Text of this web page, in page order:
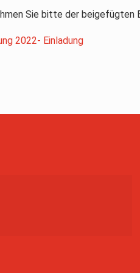
Sie bitte der beigefügten
2022- Einladung